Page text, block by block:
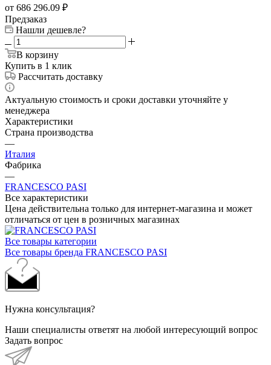
Нашли дешевле?
В корзину
Купить в 1 клик
Рассчитать доставку
Актуальную стоимость и сроки доставки уточняйте у
менеджера
Характеристики
Страна производства
—
Италия
Фабрика
—
FRANCESCO PASI
Все характеристики
Цена действительна только для интернет-магазина и может
отличаться от цен в розничных магазинах
Все товары категории
Все товары бренда FRANCESCO PASI
Нужна консультация?
Наши специалисты ответят на любой интересующий вопрос
Будьте в курсе наших акций и новостей